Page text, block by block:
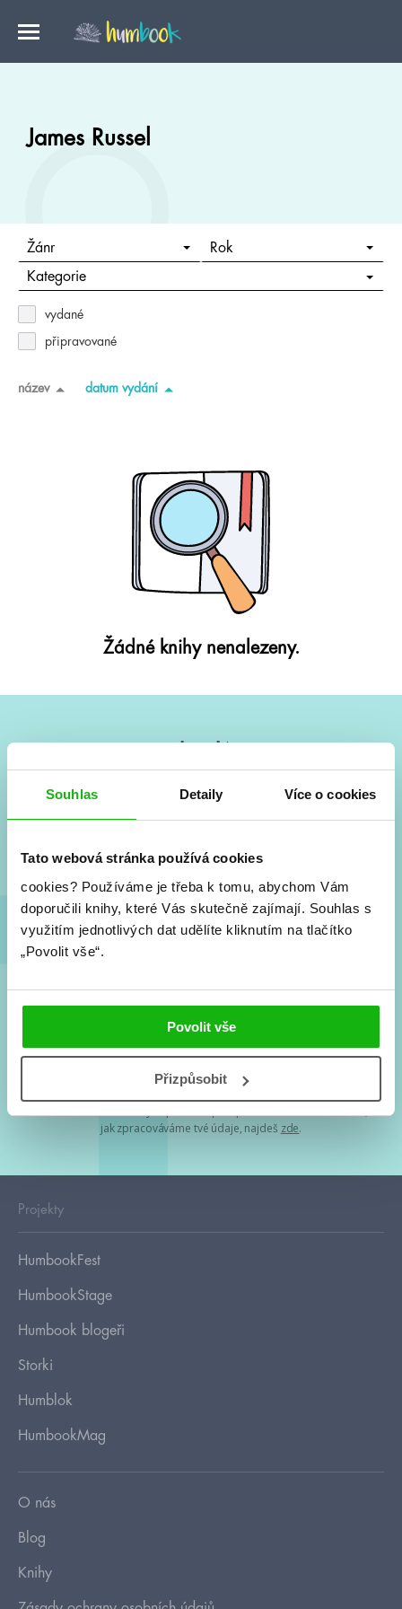
Souhlas Detaily Více o cookies
Tato webová stránka používá cookies
cookies? Používáme je třeba k tomu, abychom Vám
doporučili knihy, které Vás skutečně zajímají. Souhlas s
využitím jednotlivých dat udělíte kliknutím na tlačítko
„Povolit vše“.
Povolit vše
Přizpůsobit
James Russel
Žánr Rok
Kategorie
vydané
připravované
název datum vydání
Žádné knihy nenalezeny.
Vše kolem #youngadult každý měsíc rovnou do mailu!
a seriálové adaptace a další.
Souhlasím spodmínkami zpracování osobních údajů
Tvá e-mailová adresa je u nás v bezpečí. Přečti si
jak zpracováváme tvé údaje, najdeš zde.
Projekty
HumbookFest
HumbookStage
Humbook blogeři
Storki
Humblok
HumbookMag
O nás
Blog
Knihy